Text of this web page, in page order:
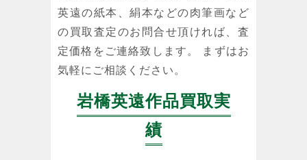
英遠の紙本、絹本などの肉筆画など
の買取査定のお問合せ頂ければ、査
定価格をご連絡致します。 まずはお
気軽にご相談ください。
岩橋英遠作品買取実
績